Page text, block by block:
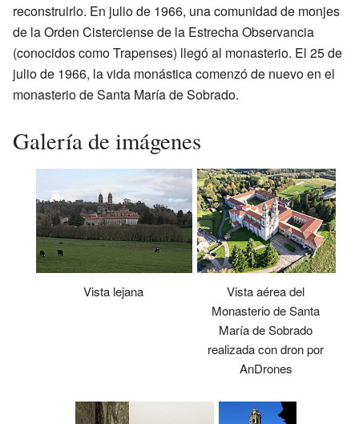
reconstruirlo. En julio de 1966, una comunidad de monjes
de la Orden Cisterciense de la Estrecha Observancia
(conocidos como Trapenses) llegó al monasterio. El 25 de
julio de 1966, la vida monástica comenzó de nuevo en el
monasterio de Santa María de Sobrado.
Galería de imágenes
Vista lejana
Vista aérea del
Monasterio de Santa
María de Sobrado
realizada con dron por
AnDrones